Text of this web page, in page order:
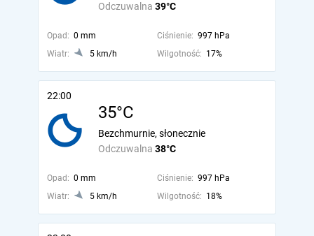
Odczuwalna 39°C
Opad: 0 mm Ciśnienie: 997 hPa
Wiatr:
5 km/h Wilgotność: 17%
22:00
35°C
Odczuwalna 38°C
Bezchmurnie, słonecznie
Opad: 0 mm Ciśnienie: 997 hPa
Wiatr:
5 km/h Wilgotność: 18%